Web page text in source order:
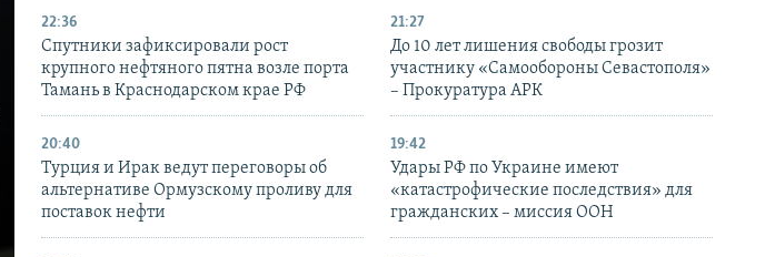
22:36
Спутники зафиксировали рост
крупного нефтяного пятна возле порта
Тамань в Краснодарском крае РФ
21:27
До 10 лет лишения свободы грозит
участнику «Самообороны Севастополя»
– Прокуратура АРК
20:40
Турция и Ирак ведут переговоры об
альтернативе Ормузскому проливу для
поставок нефти
19:42
Удары РФ по Украине имеют
«катастрофические последствия» для
гражданских – миссия ООН